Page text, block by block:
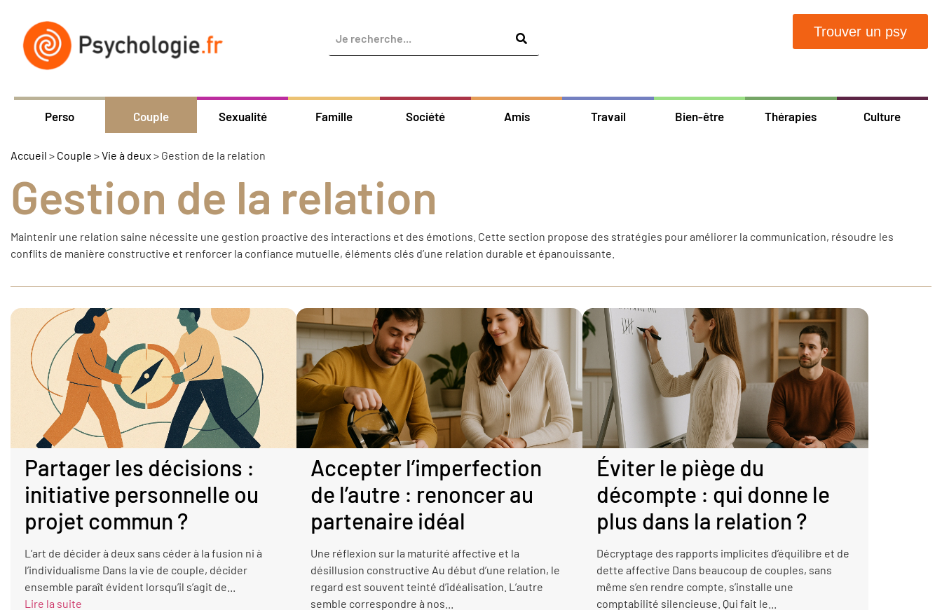
Trouver un psy
Perso Couple Sexualité Famille Société Amis Travail Bien-être Thérapies Culture
Accueil > Couple >Vie à deux > Gestion de la relation
Gestion de la relation
Maintenir une relation saine nécessite une gestion proactive des interactions et des émotions. Cette section propose des stratégies pour améliorer la communication, résoudre les
conflits de manière constructive et renforcer la confiance mutuelle, éléments clés d’une relation durable et épanouissante.
Partager les décisions :
initiative personnelle ou
projet commun ?
L’art de décider à deux sans céder à la fusion ni à
l’individualisme Dans la vie de couple, décider
ensemble paraît évident lorsqu’il s’agit de...
Lire la suite
Accepter l’imperfection
de l’autre : renoncer au
partenaire idéal
Une réflexion sur la maturité affective et la
désillusion constructive Au début d’une relation, le
regard est souvent teinté d’idéalisation. L’autre
semble correspondre à nos...
Éviter le piège du
décompte : qui donne le
plus dans la relation ?
Décryptage des rapports implicites d’équilibre et de
dette affective Dans beaucoup de couples, sans
même s’en rendre compte, s’installe une
comptabilité silencieuse. Qui fait le...